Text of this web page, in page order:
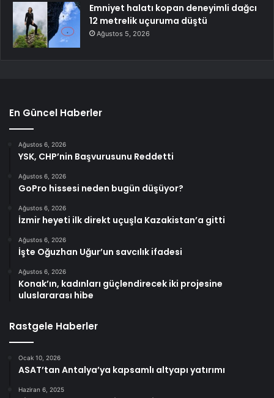
Emniyet halatı kopan deneyimli dağcı
12 metrelik uçuruma düştü
Ağustos 5, 2026
En Güncel Haberler
Ağustos 6, 2026
YSK, CHP’nin Başvurusunu Reddetti
Ağustos 6, 2026
GoPro hissesi neden bugün düşüyor?
Ağustos 6, 2026
İzmir heyeti ilk direkt uçuşla Kazakistan’a gitti
Ağustos 6, 2026
İşte Oğuzhan Uğur’un savcılık ifadesi
Ağustos 6, 2026
Konak’ın, kadınları güçlendirecek iki projesine
uluslararası hibe
Rastgele Haberler
Ocak 10, 2026
ASAT’tan Antalya’ya kapsamlı altyapı yatırımı
Haziran 6, 2025